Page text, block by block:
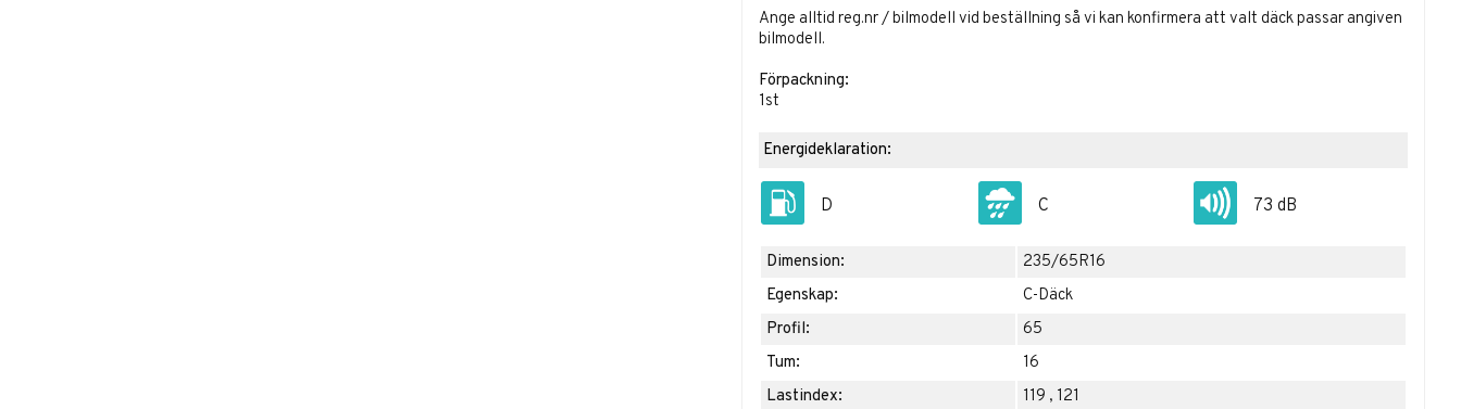
Ange alltid reg.nr / bilmodell vid beställning så vi kan konfirmera att valt däck passar angiven
bilmodell.
Förpackning:
1st
Energideklaration:
D C 73 dB
Dimension:
235/65R16
Egenskap:
C-Däck
Profil:
65
Tum:
16
Lastindex:
119 , 121